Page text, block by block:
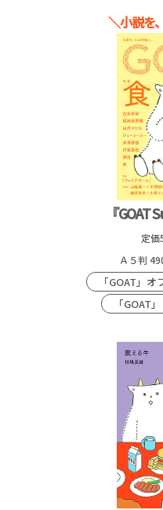
＼小説を
『GOAT
定価
Ａ５判
「GOAT」
「GOAT